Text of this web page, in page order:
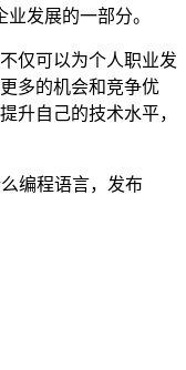
发展的一部分。
仅可以为个人职业发
多的机会和竞争优
升自己的技术水平，
编程语言，发布